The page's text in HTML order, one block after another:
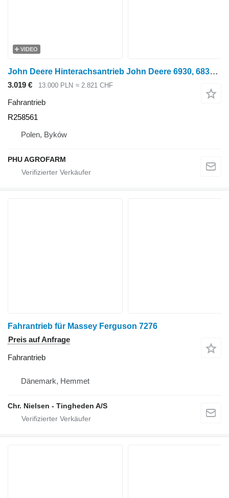
VIDEO
John Deere Hinterachsantrieb John Deere 6930, 6830, 6820, 6920 R258561 Fahrantrieb für Radtraktor
3.019 € 13.000 PLN ≈ 2.821 CHF
Fahrantrieb
R258561
Polen, Byków
PHU AGROFARM
Fahrantrieb für Massey Ferguson 7276
Preis auf Anfrage
Fahrantrieb
Dänemark, Hemmet
Chr. Nielsen - Tingheden A/S